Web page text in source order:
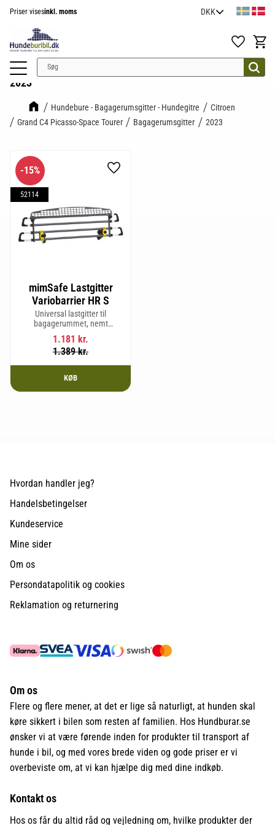
Priser visesinkl. moms
Favoritter
2023
Hundebure - Bagagerumsgitter - Hundegitre
Citroen
Grand C4 Picasso-Space Tourer
Bagagerumsgitter 2023
mimSafe Lastgitter
Variobarrier HR S
Universal lastgitter til
bagagerummet, nemt
justerbart for at passe bilens
form og sikre en tryg og sikker
rejse med kæledyr eller last.
1.181 kr.
1.389kr.
15%
52114
Gem som favorit
KØB
Hvordan handler jeg?
Handelsbetingelser
Kundeservice
Mine sider
Om os
Persondatapolitik og cookies
Reklamation og returnering
Om os
Flere og flere mener, at det er lige så naturligt, at hunden skal
køre sikkert i bilen som resten af familien. Hos Hundburar.se
ønsker vi at være førende inden for produkter til transport af
hunde i bil, og med vores brede viden og gode priser er vi
overbeviste om, at vi kan hjælpe dig med dine indkøb.
Kontakt os
Hos os får du altid råd og vejledning om, hvilke produkter der